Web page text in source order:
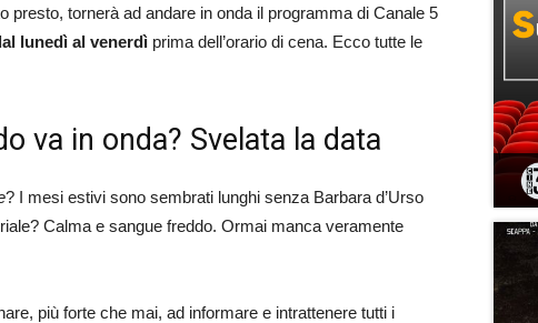
presto, tornerà ad andare in onda il programma di Canale 5
lunedì al venerdì prima dell’orario di cena. Ecco tutte le
va in onda? Svelata la data
? I mesi estivi sono sembrati lunghi senza Barbara d’Urso
Calma e sangue freddo. Ormai manca veramente
più forte che mai, ad informare e intrattenere tutti i